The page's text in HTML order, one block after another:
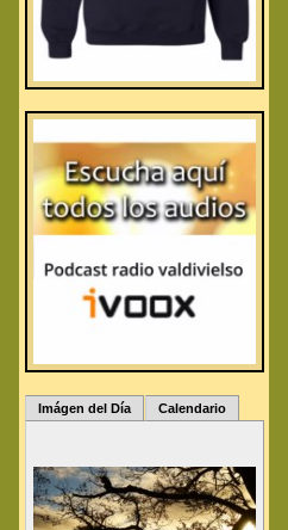
Imágen del Día Calendario